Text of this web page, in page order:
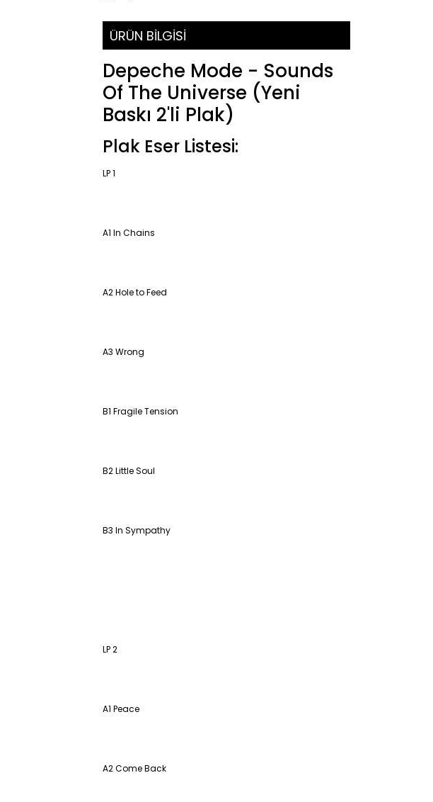
ÜRÜN BİLGİSİ
Depeche Mode - Sounds
Of The Universe (Yeni
Baskı 2'li Plak)
Plak Eser Listesi:
LP 1
A1 In Chains
A2 Hole to Feed
A3 Wrong
B1 Fragile Tension
B2 Little Soul
B3 In Sympathy
LP 2
A1 Peace
A2 Come Back